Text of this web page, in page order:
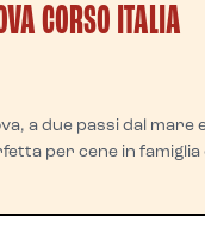
CORSO ITALIA
a due passi dal
per cene in